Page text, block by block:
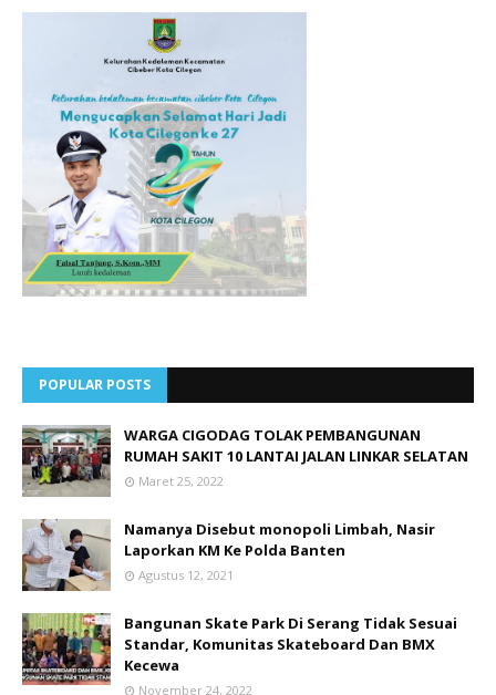
POPULAR POSTS
WARGA CIGODAG TOLAK PEMBANGUNAN
RUMAH SAKIT 10 LANTAI JALAN LINKAR SELATAN
Maret 25, 2022
Namanya Disebut monopoli Limbah, Nasir
Laporkan KM Ke Polda Banten
Agustus 12, 2021
Bangunan Skate Park Di Serang Tidak Sesuai
Standar, Komunitas Skateboard Dan BMX
Kecewa
November 24, 2022